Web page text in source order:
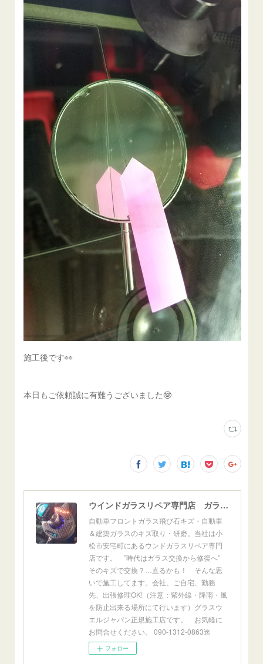
施工後です👀
本日もご依頼誠に有難うございました🤓
ウインドガラスリペア専門店 ガラスリペア・ヨシダ グラスウェルドジャパン 正規施工店 小松市
自動車フロントガラス飛び石キズ・自動車
＆建築ガラスのキズ取り・研磨。当社は小
松市安宅町にあるウンドガラスリペア専門
店です。 ”時代はガラス交換から修復へ”
そのキズで交換？…直るかも！ そんな思
いで施工してます。会社、ご自宅、勤務
先、出張修理OK!（注意：紫外線・降雨・風
を防止出来る場所にて行います）グラスウ
エルジャパン正規施工店です。 お気軽に
お問合せください。 090-1312-0863迄
フォロー